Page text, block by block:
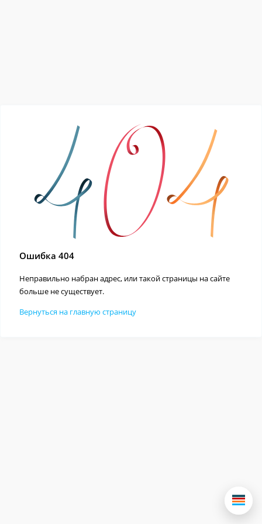
Ошибка 404
Неправильно набран адрес, или такой страницы на сайте
больше не существует.
Вернуться на главную страницу